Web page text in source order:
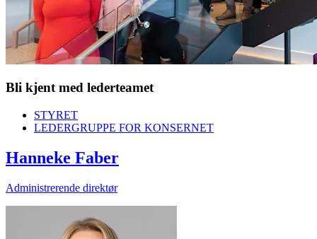
Bli kjent med lederteamet
STYRET
LEDERGRUPPE FOR KONSERNET
Hanneke Faber
Administrerende direktør